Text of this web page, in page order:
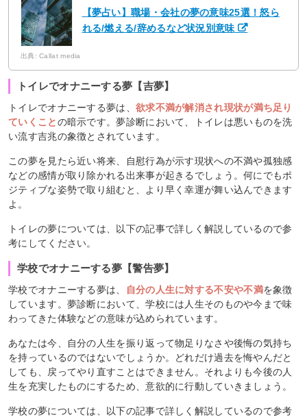
【夢占い】職場・会社の夢の意味25選！怒ら
れる/燃える/辞めるなど状況別意味
出典: Callat media
トイレでオナニーする夢【吉夢】
トイレでオナニーする夢は、 欲求不満が解消され現状が満ち足り
ていくことの暗示です。夢診断において、トイレは悪いものを洗
い流す吉兆の象徴とされています。
この夢を見たら近い将来、自慰行為が示す現状への不満や孤独感
などの感情が取り除かれる出来事が起きるでしょう。何にでもポ
ジティブな姿勢で取り組むと、より早く幸運が舞い込んできます
よ。
トイレの夢については、以下の記事で詳しく解説しているので参
考にしてください。
学校でオナニーする夢【警告夢】
学校でオナニーする夢は、 自分の人生に対する不安や不満を象徴
しています。夢診断において、学校には人生そのものや今まで味
わってきた体験などの意味が込められています。
あなたは今、自分の人生を振り返って物足りなさや後悔の気持ち
を持っているのではないでしょうか。どれだけ過去を悔やんだと
しても、戻ってやり直すことはできません。それよりも今後の人
生を充実したものにするため、意欲的に行動していきましょう。
学校の夢については、以下の記事で詳しく解説しているので参考